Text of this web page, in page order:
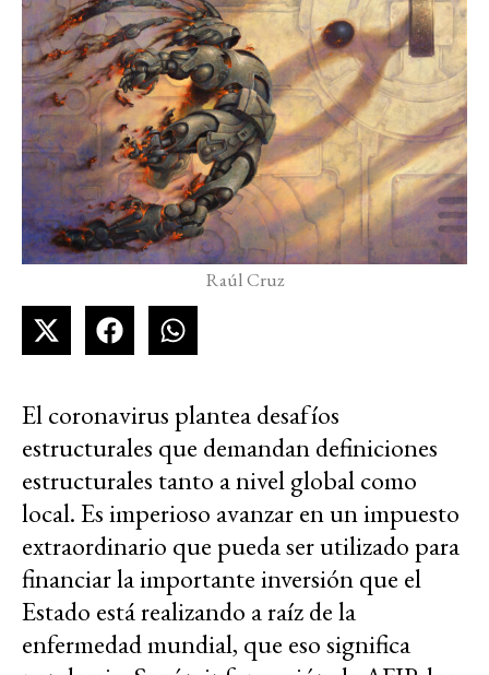
Raúl Cruz
El coronavirus plantea desafíos
estructurales que demandan definiciones
estructurales tanto a nivel global como
local. Es imperioso avanzar en un impuesto
extraordinario que pueda ser utilizado para
financiar la importante inversión que el
Estado está realizando a raíz de la
enfermedad mundial, que eso significa